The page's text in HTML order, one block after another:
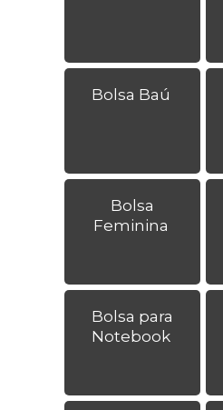
Bolsa Baú
Bolsa
Feminina
Bolsa para
Notebook